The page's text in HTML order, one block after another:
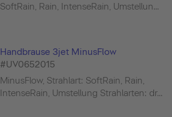
SoftRain, Rain, IntenseRain, Umstellun...
Handbrause 3jet MinusFlow
#UV0652015
MinusFlow, Strahlart: SoftRain, Rain,
IntenseRain, Umstellung Strahlarten: dr...